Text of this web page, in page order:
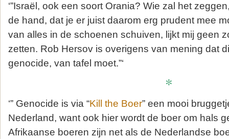
‘”Israël, ook een soort Orania? Wie zal het
de hand, dat je er juist daarom erg prudent mee
van alles in de schoenen schuiven, lijkt mij geen
zetten. Rob Hersov is overigens van mening dat
genocide, van tafel moet.”‘
*
‘” Genocide is via “Kill the Boer” een mooi
Nederland, want ook hier wordt de boer om hals
Afrikaanse boeren zijn net als de Nederlandse